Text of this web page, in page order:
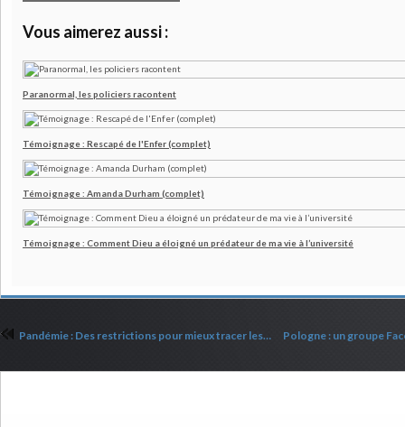
Vous aimerez aussi :
Paranormal, les policiers racontent
Témoignage : Rescapé de l'Enfer (complet)
Témoignage : Amanda Durham (complet)
Témoignage : Comment Dieu a éloigné un prédateur de ma vie à l’université
Pandémie : Des restrictions pour mieux tracer les habitudes d'achat et de vente